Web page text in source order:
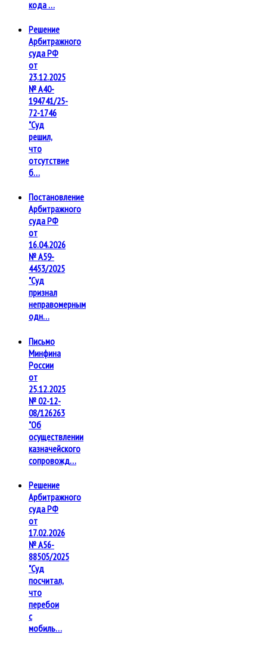
кода …
Решение
Арбитражного
суда РФ
от
23.12.2025
№ А40-
194741/25-
72-1746
"Суд
решил,
что
отсутствие
б…
Постановление
Арбитражного
суда РФ
от
16.04.2026
№ А59-
4453/2025
"Суд
признал
неправомерным
одн…
Письмо
Минфина
России
от
25.12.2025
№ 02-12-
08/126263
"Об
осуществлении
казначейского
сопровожд…
Решение
Арбитражного
суда РФ
от
17.02.2026
№ А56-
88505/2025
"Суд
посчитал,
что
перебои
с
мобиль…